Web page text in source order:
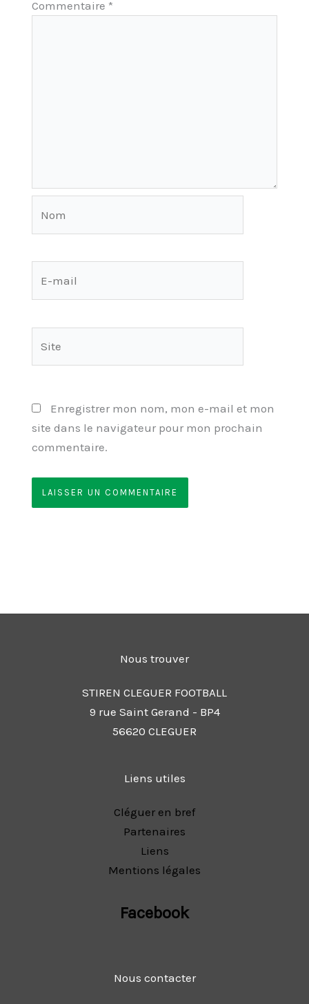
Commentaire *
Enregistrer mon nom, mon e-mail et mon
site dans le navigateur pour mon prochain
commentaire.
Nous trouver
STIREN CLEGUER FOOTBALL
9 rue Saint Gerand - BP4
56620 CLEGUER
Liens utiles
Cléguer en bref
Partenaires
Liens
Mentions légales
Facebook
Nous contacter